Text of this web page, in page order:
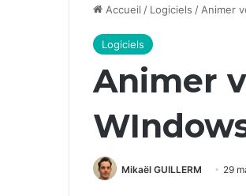
Accueil / Logiciels / Animer
Logiciels
Animer
Mikaël GUILLERM 29